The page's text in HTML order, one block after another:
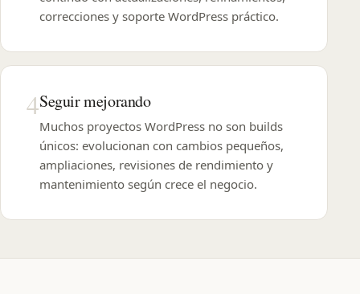
correcciones y soporte WordPress práctico.
4Seguir mejorando
Muchos proyectos WordPress no son builds
únicos: evolucionan con cambios pequeños,
ampliaciones, revisiones de rendimiento y
mantenimiento según crece el negocio.